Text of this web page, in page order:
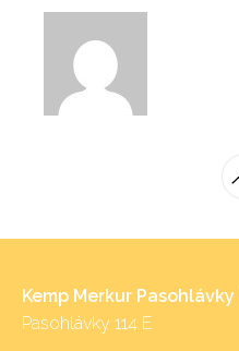
Kemp Merkur Pasohlávky
Pasohlávky 114 E